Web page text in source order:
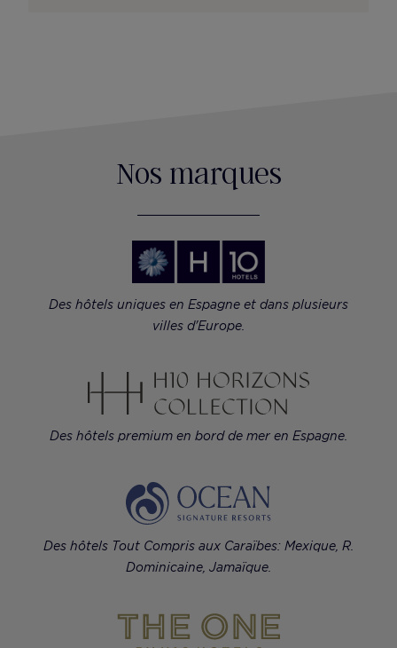
Nos marques
Des hôtels uniques en Espagne et dans plusieurs
villes d'Europe.
Des hôtels premium en bord de mer en Espagne.
Des hôtels Tout Compris aux Caraïbes: Mexique, R.
Dominicaine, Jamaïque.